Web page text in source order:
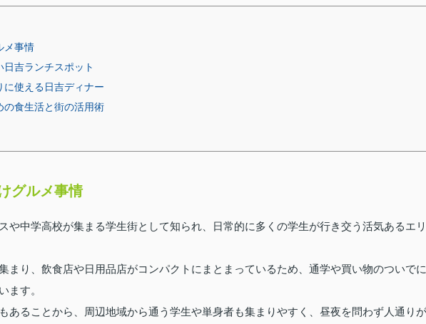
メ事情
日吉ランチスポット
に使える日吉ディナー
の食生活と街の活用術
グルメ事情
や中学高校が集まる学生街として知られ、日常的に多くの学生が行き交う活気あるエリ
まり、飲食店や日用品店がコンパクトにまとまっているため、通学や買い物のついでに
ます。
あることから、周辺地域から通う学生や単身者も集まりやすく、昼夜を問わず人通りが